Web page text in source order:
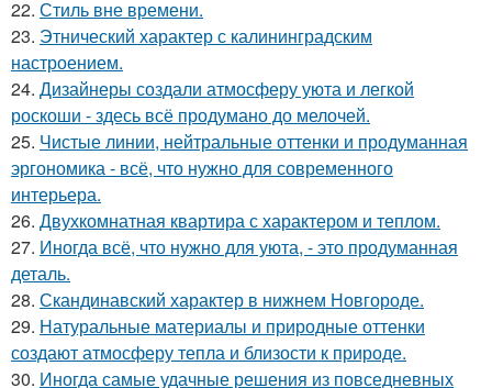
22. Стиль вне времени.
23. Этнический характер с калининградским
настроением.
24. Дизайнеры создали атмосферу уюта и легкой
роскоши - здесь всё продумано до мелочей.
25. Чистые линии, нейтральные оттенки и продуманная
эргономика - всё, что нужно для современного
интерьера.
26. Двухкомнатная квартира с характером и теплом.
27. Иногда всё, что нужно для уюта, - это продуманная
деталь.
28. Скандинавский характер в нижнем Новгороде.
29. Натуральные материалы и природные оттенки
создают атмосферу тепла и близости к природе.
30. Иногда самые удачные решения из повседневных